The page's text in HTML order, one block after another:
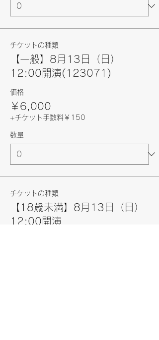
チケットの種類
【一般】8月13日（日）
12:00開演(123071)
価格
￥6,000
+チケット手数料￥150
数量
チケットの種類
【18歳未満】8月13日（日）
12:00開演